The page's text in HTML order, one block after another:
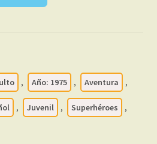
, Año: 1975 , Aventura ,
, Juvenil , Superhéroes ,